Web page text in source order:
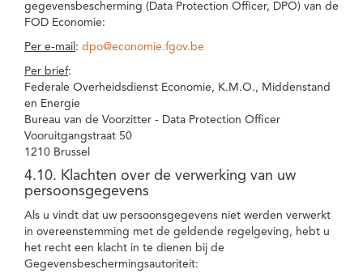
gegevensbescherming (Data Protection Officer, DPO) van de
FOD Economie:
Per e-mail : dpo@economie.fgov.be
Per brief:
Federale Overheidsdienst Economie, K.M.O., Middenstand
en Energie
Bureau van de Voorzitter - Data Protection Officer
Vooruitgangstraat 50
1210 Brussel
4.10. Klachten over de verwerking van uw
persoonsgegevens
Als u vindt dat uw persoonsgegevens niet werden verwerkt
in overeenstemming met de geldende regelgeving, hebt u
het recht een klacht in te dienen bij de
Gegevensbeschermingsautoriteit: